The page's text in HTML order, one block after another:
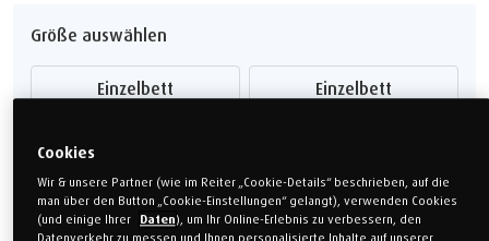
Größe auswählen
Einzelbett
Einzelbett
100 x 200 cm
120 x 200 cm
Doppelbett
Doppelbett
Cookies
Wir & unsere Partner (wie im Reiter „Cookie-Details“ beschrieben, auf die
man über den Button „Cookie-Einstellungen“ gelangt), verwenden Cookies
(und einige Ihrer
Daten), um Ihr Online-Erlebnis zu verbessern, den